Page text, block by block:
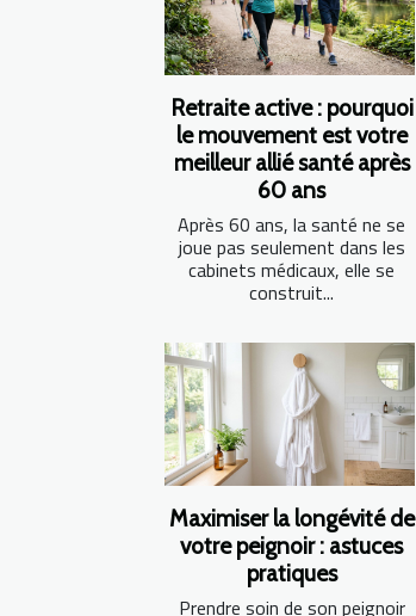
Retraite active : pourquoi
le mouvement est votre
meilleur allié santé après
60 ans
Après 60 ans, la santé ne se
joue pas seulement dans les
cabinets médicaux, elle se
construit...
Maximiser la longévité de
votre peignoir : astuces
pratiques
Prendre soin de son peignoir